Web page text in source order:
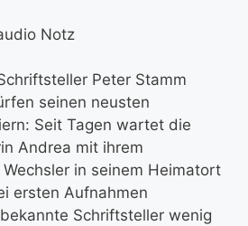
Notz
Peter Stamm
seinen neusten
Seit Tagen wartet die
Andrea mit ihrem
in seinem Heimatort
ersten Aufnahmen
Schriftsteller wenig